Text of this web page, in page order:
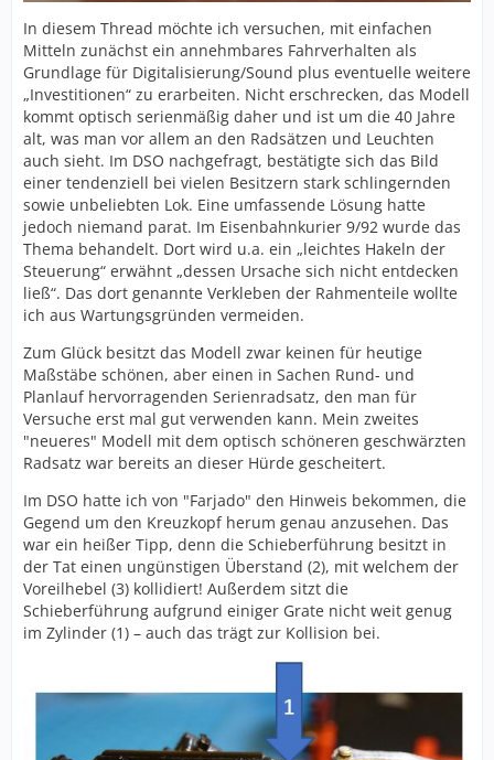
In diesem Thread möchte ich versuchen, mit einfachen
Mitteln zunächst ein annehmbares Fahrverhalten als
Grundlage für Digitalisierung/Sound plus eventuelle weitere
„Investitionen“ zu erarbeiten. Nicht erschrecken, das Modell
kommt optisch serienmäßig daher und ist um die 40 Jahre
alt, was man vor allem an den Radsätzen und Leuchten
auch sieht. Im DSO nachgefragt, bestätigte sich das Bild
einer tendenziell bei vielen Besitzern stark schlingernden
sowie unbeliebten Lok. Eine umfassende Lösung hatte
jedoch niemand parat. Im Eisenbahnkurier 9/92 wurde das
Thema behandelt. Dort wird u.a. ein „leichtes Hakeln der
Steuerung“ erwähnt „dessen Ursache sich nicht entdecken
ließ“. Das dort genannte Verkleben der Rahmenteile wollte
ich aus Wartungsgründen vermeiden.
Zum Glück besitzt das Modell zwar keinen für heutige
Maßstäbe schönen, aber einen in Sachen Rund- und
Planlauf hervorragenden Serienradsatz, den man für
Versuche erst mal gut verwenden kann. Mein zweites
"neueres" Modell mit dem optisch schöneren geschwärzten
Radsatz war bereits an dieser Hürde gescheitert.
Im DSO hatte ich von "Farjado" den Hinweis bekommen, die
Gegend um den Kreuzkopf herum genau anzusehen. Das
war ein heißer Tipp, denn die Schieberführung besitzt in
der Tat einen ungünstigen Überstand (2), mit welchem der
Voreilhebel (3) kollidiert! Außerdem sitzt die
Schieberführung aufgrund einiger Grate nicht weit genug
im Zylinder (1) – auch das trägt zur Kollision bei.